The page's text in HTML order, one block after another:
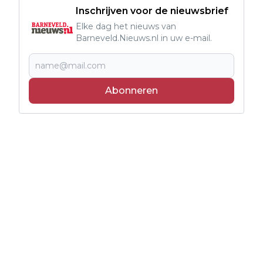
Inschrijven voor de nieuwsbrief
Elke dag het nieuws van
Barneveld.Nieuws.nl in uw e-mail.
Abonneren